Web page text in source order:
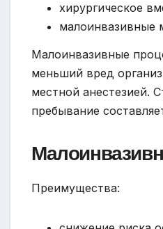
хирургическое
малоинвазивные
Малоинвазивные
меньший вред
местной анестезией.
пребывание
Преимущества: